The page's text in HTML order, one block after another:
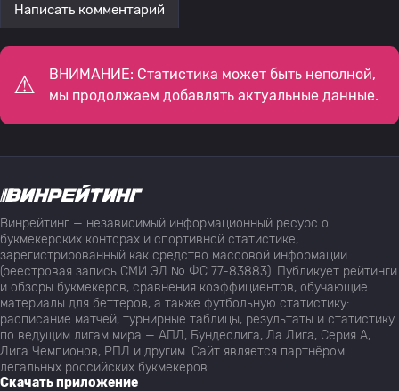
Написать комментарий
ВНИМАНИЕ: Статистика может быть неполной,
мы продолжаем добавлять актуальные данные.
Винрейтинг — независимый информационный ресурс о
букмекерских конторах и спортивной статистике,
зарегистрированный как средство массовой информации
(реестровая запись СМИ ЭЛ № ФС 77-83883). Публикует рейтинги
и обзоры букмекеров, сравнения коэффициентов, обучающие
материалы для беттеров, а также футбольную статистику:
расписание матчей, турнирные таблицы, результаты и статистику
по ведущим лигам мира — АПЛ, Бундеслига, Ла Лига, Серия А,
Лига Чемпионов, РПЛ и другим. Сайт является партнёром
легальных российских букмекеров.
Скачать приложение